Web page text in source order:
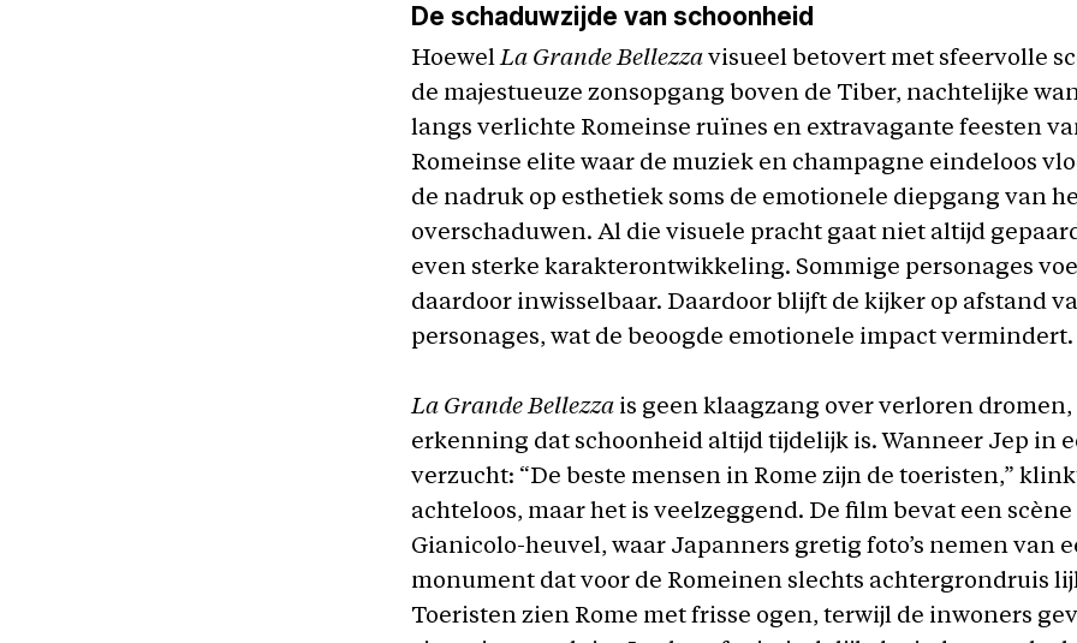
De schaduwzijde van schoonheid
HoewelLa Grande Bellezza visueel betovert met sfeervolle
de majestueuze zonsopgang boven de Tiber, nachtelijke
langs verlichte Romeinse ruïnes en extravagante feesten
Romeinse elite waar de muziek en champagne eindeloos
de nadruk op esthetiek soms de emotionele diepgang van
overschaduwen. Al die visuele pracht gaat niet altijd
even sterke karakterontwikkeling. Sommige personages
daardoor inwisselbaar. Daardoor blijft de kijker op afstand
personages, wat de beoogde emotionele impact vermindert.
La Grande Bellezza is geen klaagzang over verloren dromen,
erkenning dat schoonheid altijd tijdelijk is. Wanneer Jep in
verzucht: “De beste mensen in Rome zijn de toeristen,”
achteloos, maar het is veelzeggend. De film bevat een scène
Gianicolo-heuvel, waar Japanners gretig foto’s nemen van
monument dat voor de Romeinen slechts achtergrondruis
Toeristen zien Rome met frisse ogen, terwijl de inwoners